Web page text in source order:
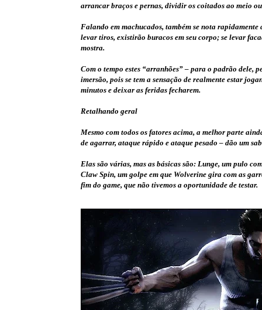
arrancar braços e pernas, dividir os coitados ao meio
Falando em machucados, também se nota
levar tiros, existirão buracos em seu corpo; se levar
mostra.
Com o tempo estes “arranhões” – para o padrão dele,
imersão, pois se tem a sensação de realmente estar
minutos e deixar as feridas fecharem.
Retalhando geral
Mesmo com todos os fatores acima, a melhor parte
de agarrar, ataque rápido e ataque pesado – dão um
Elas são várias, mas as básicas são: Lunge, um pulo
Claw Spin, um golpe em que Wolverine gira com as
fim do game, que não tivemos a oportunidade de testar.